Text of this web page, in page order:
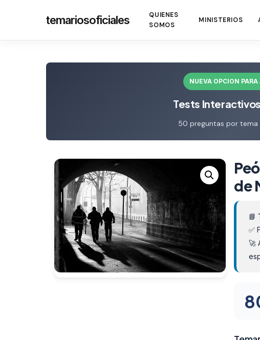
temariosoficiales
QUIENES
SOMOS
MINISTERIOS
NUEVA OPCION
Tests
50 preguntas por
de
📘
✅
🚀